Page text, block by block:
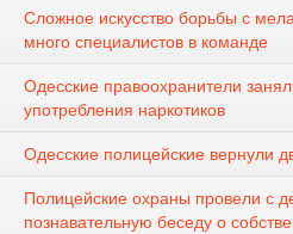
Сложное искусство борьбы с
много специалистов в команде
Одесские правоохранители
употребления наркотиков
Одесские полицейские вернули
Полицейские охраны провели с
познавательную беседу о